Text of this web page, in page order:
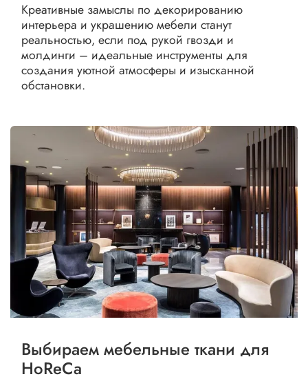
Креативные замыслы по декорированию
интерьера и украшению мебели станут
реальностью, если под рукой гвозди и
молдинги – идеальные инструменты для
создания уютной атмосферы и изысканной
обстановки.
Выбираем мебельные ткани для
HoReCa